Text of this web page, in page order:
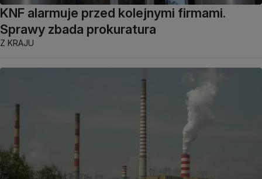
KNF alarmuje przed kolejnymi firmami.
Sprawy zbada prokuratura
Z KRAJU